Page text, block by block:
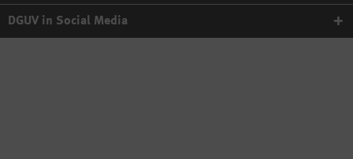
DGUV in Social Media